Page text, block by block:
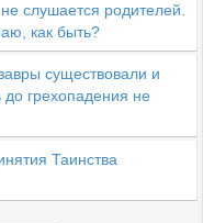
слушается родителей.
как быть?
существовали и
грехопадения не
Таинства